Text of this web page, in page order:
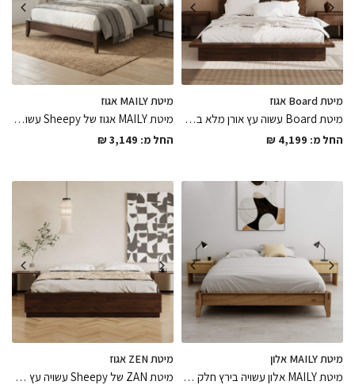
מיטת Board אגוז
מיטת Board עשוה עץ אורן מלא בגימור אגוז אמריקאי בצבע לכה מט כולל ראש מיטה ומסגרת מרחפת בגימור מושלם
החל מ: ₪ 4,199
מיטת MAILY אגוז
מיטת MAILY אגוז של Sheepy עשויה בירץ חלק בגימור לכה מים בגוון אגוז אמריקאי חזקה ועמידה לאורך שנים, המיטה שתהיה השואו של חדר השינה
החל מ: ₪ 3,149
מיטת MAILY אלון
מיטת MAILY אלון עשויה בירץ חלק בגימור לכה מים בגוון אגוז אמריקאי חזקה ועמידה לאורך שנים במגוון מידות גדול לבחירה, פיס נורדי שיכניס חמימות לחלל
מיטת ZEN אגוז
מיטת ZAN של Sheepy עשויה עץ מלא מלוטש לגימור חלק במיוחד בגימור צבע אגוז אמריקאי במגוון מידות לבחירה, מיטה שהיא פיס חלומי השואו של החלל